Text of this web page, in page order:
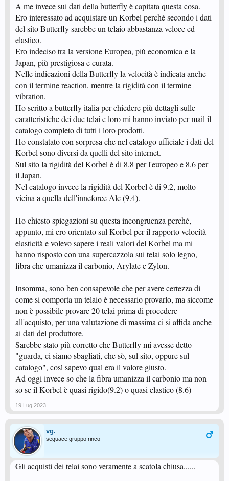
A me invece sui dati della butterfly è capitata questa cosa.
Ero interessato ad acquistare un Korbel perché secondo i dati
del sito Butterfly sarebbe un telaio abbastanza veloce ed
elastico.
Ero indeciso tra la versione Europea, più economica e la
Japan, più prestigiosa e curata.
Nelle indicazioni della Butterfly la velocità è indicata anche
con il termine reaction, mentre la rigidità con il termine
vibration.
Ho scritto a butterfly italia per chiedere più dettagli sulle
caratteristiche dei due telai e loro mi hanno inviato per mail il
catalogo completo di tutti i loro prodotti.
Ho constatato con sorpresa che nel catalogo ufficiale i dati del
Korbel sono diversi da quelli del sito internet.
Sul sito la rigidità del Korbel è di 8.8 per l'europeo e 8.6 per
il Japan.
Nel catalogo invece la rigidità del Korbel è di 9.2, molto
vicina a quella dell'inneforce Alc (9.4).
Ho chiesto spiegazioni su questa incongruenza perché,
appunto, mi ero orientato sul Korbel per il rapporto velocità-
elasticità e volevo sapere i reali valori del Korbel ma mi
hanno risposto con una supercazzola sui telai solo legno,
fibra che umanizza il carbonio, Arylate e Zylon.
Insomma, sono ben consapevole che per avere certezza di
come si comporta un telaio è necessario provarlo, ma siccome
non è possibile provare 20 telai prima di procedere
all'acquisto, per una valutazione di massima ci si affida anche
ai dati del produttore.
Sarebbe stato più corretto che Butterfly mi avesse detto
"guarda, ci siamo sbagliati, che sò, sul sito, oppure sul
catalogo", così sapevo qual era il valore giusto.
Ad oggi invece so che la fibra umanizza il carbonio ma non
so se il Korbel è quasi rigido(9.2) o quasi elastico (8.6)
19 Lug 2023
vg.
seguace gruppo rinco
Gli acquisti dei telai sono veramente a scatola chiusa......